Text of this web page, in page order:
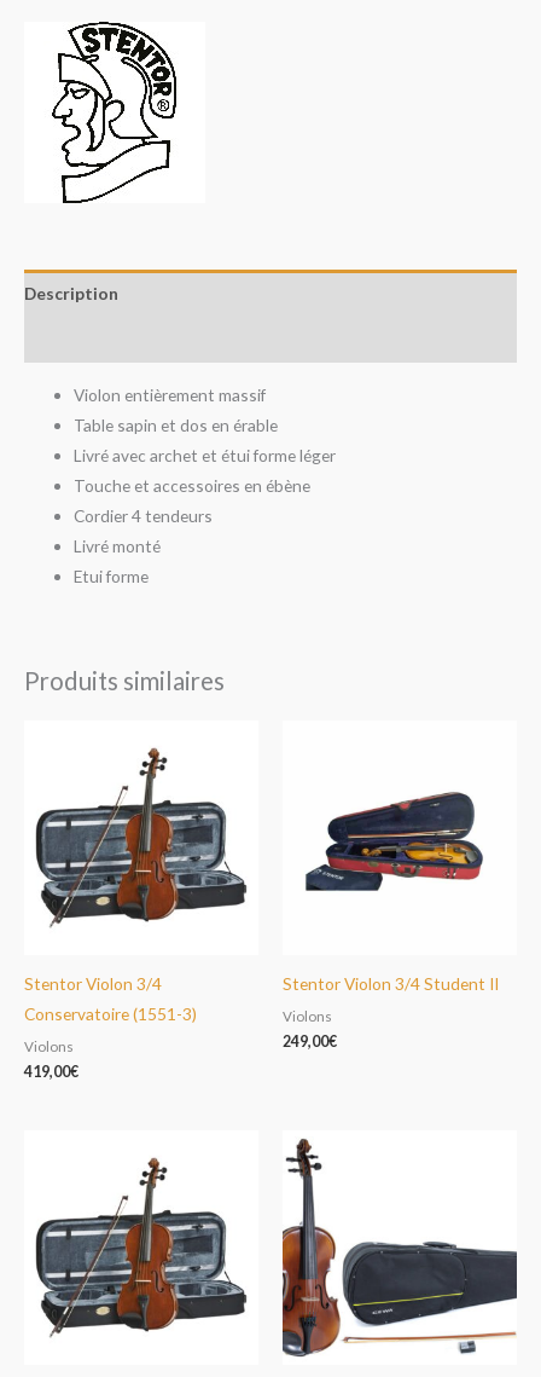
Description
Violon entièrement massif
Table sapin et dos en érable
Livré avec archet et étui forme léger
Touche et accessoires en ébène
Cordier 4 tendeurs
Livré monté
Etui forme
Produits similaires
Stentor Violon 3/4
Conservatoire (1551-3)
Violons
419,00€
Stentor Violon 3/4 Student II
Violons
249,00€